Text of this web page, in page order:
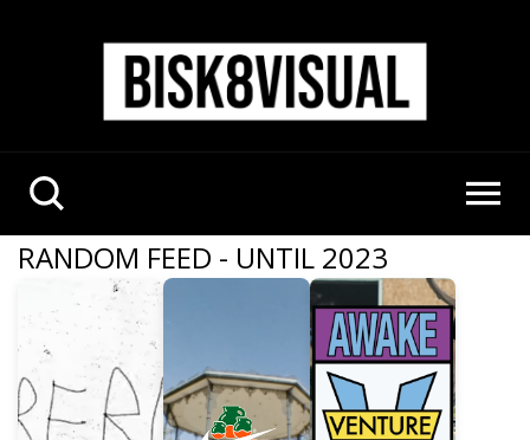
RANDOM FEED - UNTIL 2023